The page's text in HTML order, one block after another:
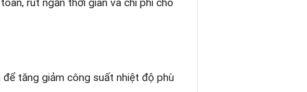
rút ngắn thời gian và chi phí cho
tăng giảm công suất nhiệt độ phù